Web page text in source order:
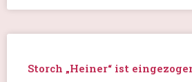
Storch „Heiner“ ist